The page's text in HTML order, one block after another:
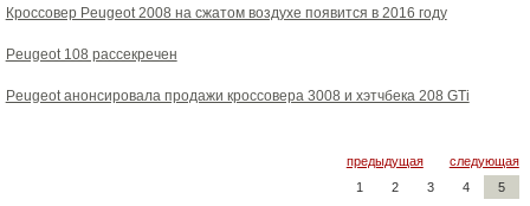
Кроссовер Peugeot 2008 на сжатом воздухе появится в 2016 году
Peugeot 108 рассекречен
Peugeot анонсировала продажи кроссовера 3008 и хэтчбека 208 GTi
предыдущая
следующая
1
2 3 4 5